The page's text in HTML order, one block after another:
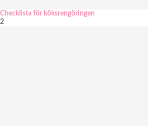
Checklista för köksrengöringen
2